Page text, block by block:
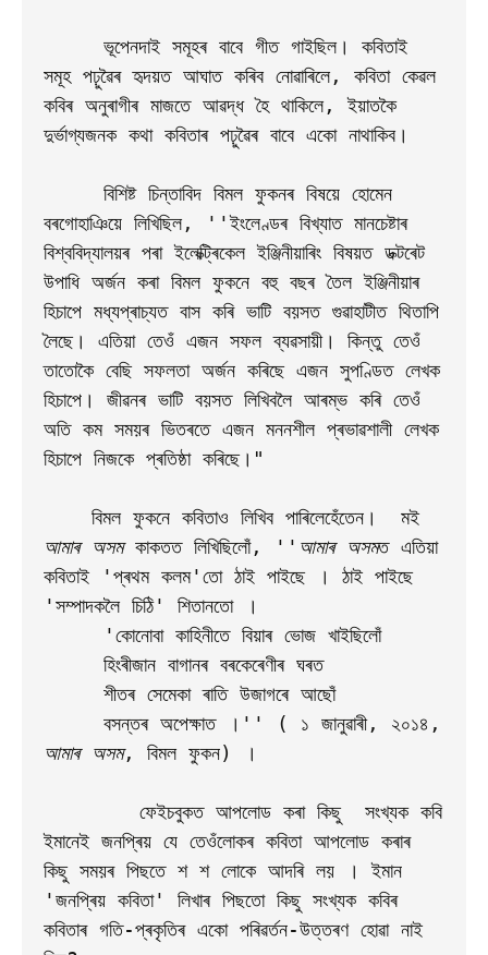
সমূহ পঢ়ুৱৈৰ হৃদয়ত আঘাত কৰিব নোৱাৰিলে, কবিতা কেৱল
কবিৰ অনুৰাগীৰ মাজতে আৱদ্ধ হৈ থাকিলে, ইয়াতকৈ
দুৰ্ভাগ্যজনক কথা কবিতাৰ পঢ়ুৱৈৰ বাবে একো নাথাকিব।
বৰগোহাঞিয়ে লিখিছিল, ''ইংলেণ্ডৰ বিখ্যাত মানচেষ্টাৰ
বিশ্ববিদ্যালয়ৰ পৰা ইলেক্ট্ৰিকেল ইঞ্জিনীয়াৰিং বিষয়ত ডক্টৰেট
উপাধি অৰ্জন কৰা বিমল ফুকনে বহু বছৰ তৈল ইঞ্জিনীয়াৰ
হিচাপে মধ্যপ্ৰাচ্যত বাস কৰি ভাটি বয়সত গুৱাহাটীত থিতাপি
লৈছে। এতিয়া তেওঁ এজন সফল ব্যৱসায়ী। কিন্তু তেওঁ
তাতোকৈ বেছি সফলতা অৰ্জন কৰিছে এজন সুপণ্ডিত লেখক
হিচাপে। জীৱনৰ ভাটি বয়সত লিখিবলৈ আৰম্ভ কৰি তেওঁ
অতি কম সময়ৰ ভিতৰতে এজন মননশীল প্ৰভাৱশালী লেখক
হিচাপে নিজকে প্ৰতিষ্ঠা কৰিছে।"
    বিমল ফুকনে কবিতাও লিখিব পাৰিলেহেঁতেন।  মই
আমাৰ অসম কাকতত লিখিছিলোঁ, '' আমাৰ অসমত এতিয়া
কবিতাই 'প্ৰথম কলম'তো ঠাই পাইছে । ঠাই পাইছে
'সম্পাদকলৈ চিঠি' শিতানতো ।
     বসন্তৰ অপেক্ষাত ।'' ( ১ জানুৱাৰী, ২০১৪,
আমাৰ অসম, বিমল ফুকন) ।
ইমানেই জনপ্ৰিয় যে তেওঁলোকৰ কবিতা আপলোড কৰাৰ
কিছু সময়ৰ পিছতে শ শ লোকে আদৰি লয় । ইমান
'জনপ্ৰিয় কবিতা' লিখাৰ পিছতো কিছু সংখ্যক কবিৰ
কবিতাৰ গতি-প্ৰকৃতিৰ একো পৰিৱৰ্তন-উত্তৰণ হোৱা নাই